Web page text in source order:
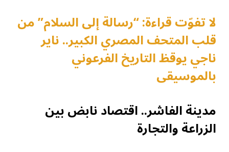
لا تفوّت قراءة: “رسالة إلى السلام” من
قلب المتحف المصري الكبير.. ناير
ناجي يوقظ التاريخ الفرعوني
بالموسيقى
مدينة الفاشر.. اقتصاد نابض بين
الزراعة والتجارة